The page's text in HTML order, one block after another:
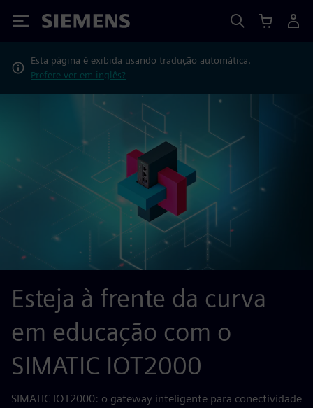
Siemens
Esta página é exibida usando tradução automática.
Prefere ver em inglês?
Esteja à frente da curva
em educação com o
SIMATIC IOT2000
SIMATIC IOT2000: o gateway inteligente para conectividade